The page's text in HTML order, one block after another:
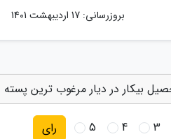
بروزرسانی: 17 اردیبهشت 1401
3
4
5 رای